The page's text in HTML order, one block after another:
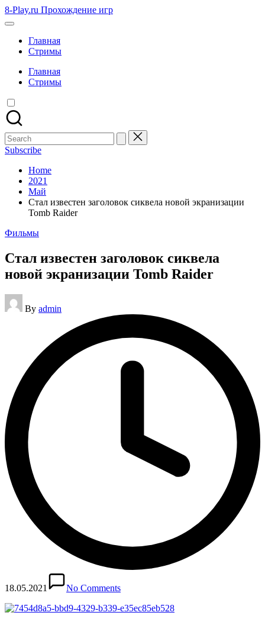
Skip
to
8-Play.ru Прохождение игр
Главная
Стримы
Главная
Стримы
Search
for:
Subscribe
Home
2021
Май
Стал известен заголовок сиквела новой экранизации
Tomb Raider
Posted
Фильмы
Стал известен заголовок сиквела
новой экранизации Tomb Raider
Posted
by
By admin
18.05.2021 No Comments